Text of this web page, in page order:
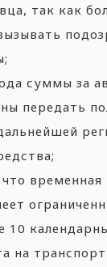
так как
суммы за
передать
временная
10
на